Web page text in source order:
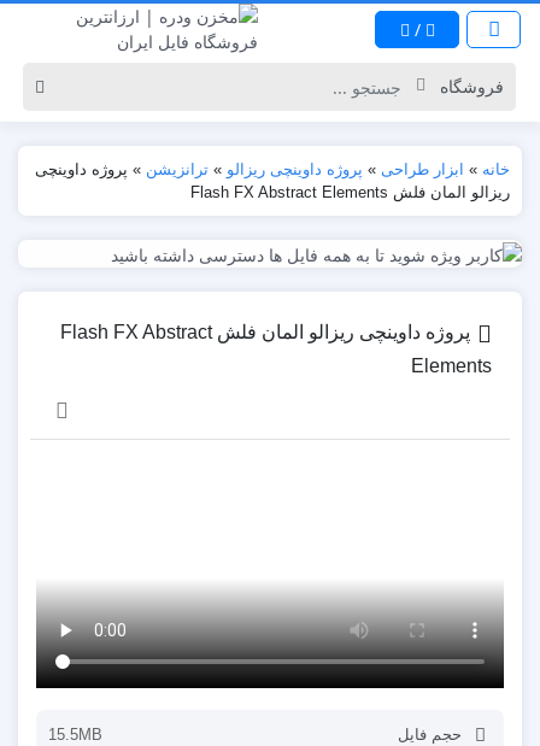
/
خانه » ابزار طراحی » پروژه داوینچی ریزالو » ترانزیشن » پروژه داوینچی
ریزالو المان فلش Flash FX Abstract Elements
پروژه داوینچی ریزالو المان فلش Flash FX Abstract
Elements
حجم فایل 15.5MB